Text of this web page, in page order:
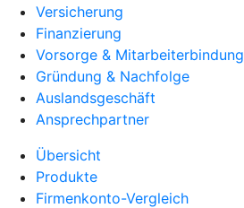
Versicherung
Finanzierung
Vorsorge & Mitarbeiterbindung
Gründung & Nachfolge
Auslandsgeschäft
Ansprechpartner
Übersicht
Produkte
Firmenkonto-Vergleich